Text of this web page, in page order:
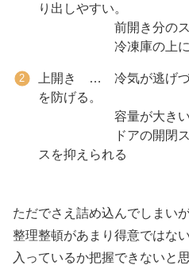
り出しやすい。
前開き分のスペ
冷凍庫の上にも
上開き … 冷気が逃げづ
を防げる。
容量が大きいと下
ドアの開閉スペー
スを抑えられる
ただでさえ詰め込んでしまい
整理整頓があまり得意ではな
入っているか把握できないと